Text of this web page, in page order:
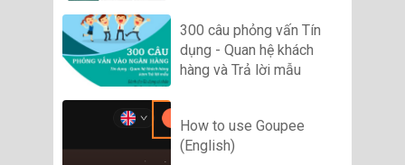
300 câu phỏng vấn Tín
dụng - Quan hệ khách
hàng và Trả lời mẫu
How to use Goupee
(English)